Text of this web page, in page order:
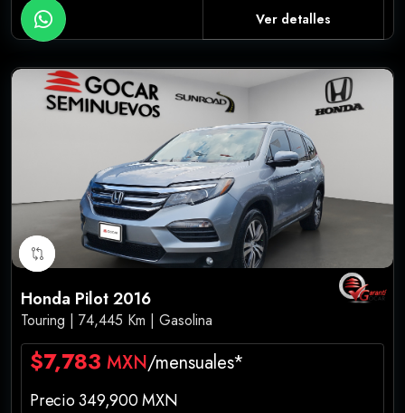
Ver detalles
Honda Pilot 2016
Touring | 74,445 Km | Gasolina
$7,783 MXN/mensuales*
Precio 349,900 MXN